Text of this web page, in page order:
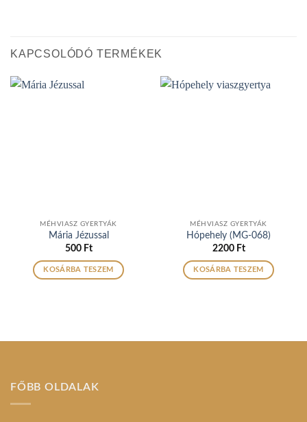
KAPCSOLÓDÓ TERMÉKEK
MÉHVIASZ GYERTYÁK
Mária Jézussal
500 Ft
KOSÁRBA TESZEM
MÉHVIASZ GYERTYÁK
Hópehely (MG-068)
2200 Ft
KOSÁRBA TESZEM
FŐBB OLDALAK